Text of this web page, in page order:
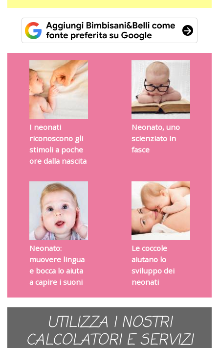
I neonati
riconoscono gli
stimoli a poche
ore dalla nascita
Neonato, uno
scienziato in
fasce
Neonato:
muovere lingua
e bocca lo aiuta
a capire i suoni
Le coccole
aiutano lo
sviluppo dei
neonati
UTILIZZA I NOSTRI
CALCOLATORI E SERVIZI